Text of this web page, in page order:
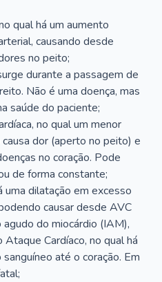
qual há um aumento
causando desde
no peito;
durante a passagem de
Não é uma doença, mas
saúde do paciente;
no qual um menor
dor (aperto no peito) e
no coração. Pode
de forma constante;
uma dilatação em excesso
causar desde AVC
do miocárdio (IAM),
Cardíaco, no qual há
até o coração. Em